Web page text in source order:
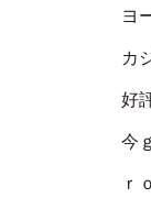
ヨ
カ
好
今
ｒ